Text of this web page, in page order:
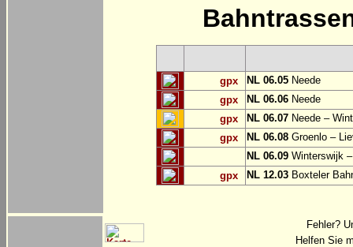
gpx NL 06.05 Neede
gpx
NL 06.06 Neede
gpx
NL 06.07 Neede –
gpx
NL 06.08 Groenlo –
NL 06.09 Winterswijk
gpx
NL 12.03 Boxteler
Fehler?
Helfen Sie